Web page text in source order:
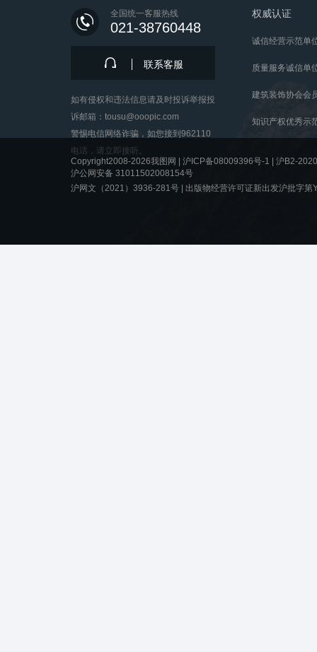
全国统一客服热线
021-38760448
联系客服
如有侵权和违法信息请及时投诉举报投
诉邮箱：tousu@ooopic.com
警惕电信网络诈骗，如您接到962110
电话，请立即接听。
权威认证
诚信经营示范单
质量服务诚信单
建筑装饰协会会
知识产权优秀示
Copyright2008-2026我图网 | 沪ICP备08009396号-1
沪B2-
沪公网安备 31011502008154号
沪网文（2021）3936-281号 | 出版物经营许可证新出发沪批字第